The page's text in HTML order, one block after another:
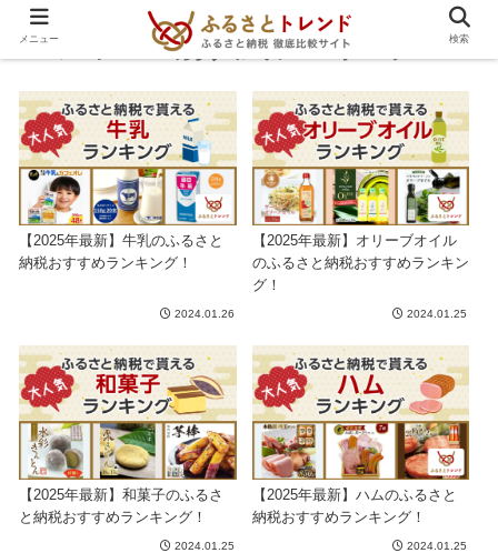
ジャンル別 人気ランキング
【2025年最新】牛乳のふるさと
納税おすすめランキング！
2024.01.26
【2025年最新】オリーブオイル
のふるさと納税おすすめランキン
グ！
2024.01.25
【2025年最新】和菓子のふるさ
と納税おすすめランキング！
2024.01.25
【2025年最新】ハムのふるさと
納税おすすめランキング！
2024.01.25
メニュー 検索